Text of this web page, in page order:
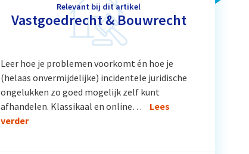
Relevant bij dit artikel
Vastgoedrecht & Bouwrecht
Leer hoe je problemen voorkomt én hoe je
(helaas onvermijdelijke) incidentele juridische
ongelukken zo goed mogelijk zelf kunt
afhandelen. Klassikaal en online…
Lees
verder